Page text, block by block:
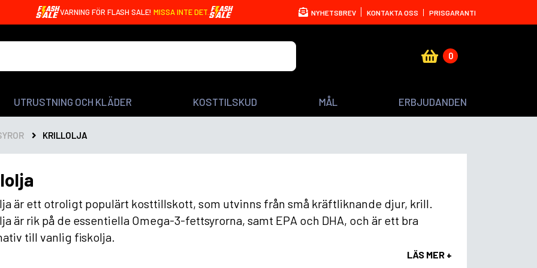
VARNING FÖR FLASH SALE! MISSA INTE DET. NYHETSBREV KONTAKTA OSS PRISGARANTI
0
UTRUSTNING OCH KLÄDER KOSTTILSKUD MÅL ERBJUDANDEN
KRILLOLJA
är ett otroligt populärt kosttillskott, som utvinns från små kräftliknande djur, krill.
är rik på de essentiella Omega-3-fettsyrorna, samt EPA och DHA, och är ett bra
till vanlig fiskolja.
LÄS MER +